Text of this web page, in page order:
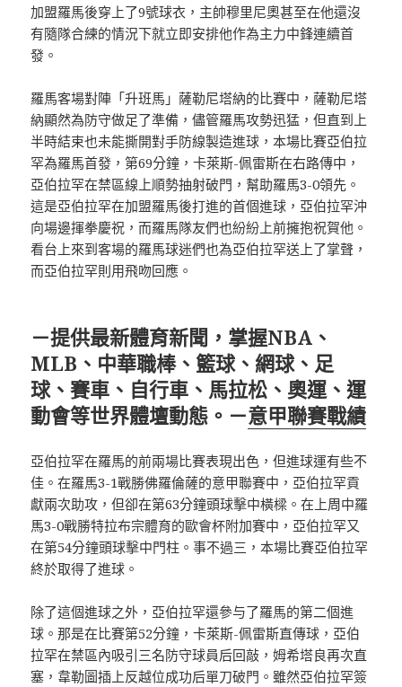
加盟羅馬後穿上了9號球衣，主帥穆里尼奧甚至在他還沒
有隨隊合練的情況下就立即安排他作為主力中鋒連續首
發。
羅馬客場對陣「升班馬」薩勒尼塔納的比賽中，薩勒尼塔
納顯然為防守做足了準備，儘管羅馬攻勢迅猛，但直到上
半時結束也未能撕開對手防線製造進球，本場比賽亞伯拉
罕為羅馬首發，第69分鐘，卡萊斯-佩雷斯在右路傳中，
亞伯拉罕在禁區線上順勢抽射破門，幫助羅馬3-0領先。
這是亞伯拉罕在加盟羅馬後打進的首個進球，亞伯拉罕沖
向場邊揮拳慶祝，而羅馬隊友們也紛紛上前擁抱祝賀他。
看台上來到客場的羅馬球迷們也為亞伯拉罕送上了掌聲，
而亞伯拉罕則用飛吻回應。
－提供最新體育新聞，掌握NBA、
MLB、中華職棒、籃球、網球、足
球、賽車、自行車、馬拉松、奧運、運
動會等世界體壇動態。－意甲聯賽戰績
亞伯拉罕在羅馬的前兩場比賽表現出色，但進球運有些不
佳。在羅馬3-1戰勝佛羅倫薩的意甲聯賽中，亞伯拉罕貢
獻兩次助攻，但卻在第63分鐘頭球擊中橫樑。在上周中羅
馬3-0戰勝特拉布宗體育的歐會杯附加賽中，亞伯拉罕又
在第54分鐘頭球擊中門柱。事不過三，本場比賽亞伯拉罕
終於取得了進球。
除了這個進球之外，亞伯拉罕還參与了羅馬的第二個進
球。那是在比賽第52分鐘，卡萊斯-佩雷斯直傳球，亞伯
拉罕在禁區內吸引三名防守球員后回敲，姆希塔良再次直
塞，韋勒圖插上反越位成功后單刀破門。雖然亞伯拉罕簽